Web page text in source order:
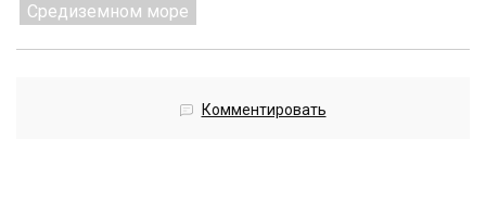
Средиземном море
Комментировать